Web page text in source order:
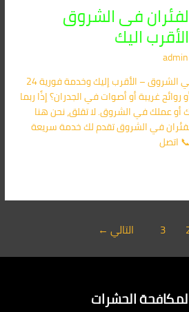
فى الشروق
admin
✅ شركة مكافحة الفئران في الشروق – الأقرب إليك وخدمة فورية 24
غريبة أو أصوات في الجدران؟ إذًا ربما
عملك في الشروق. لا تقلق، نحن هنا
في الشروق تقدم لك خدمة سريعة
📞 اتصل
3 التالي ←
لمكافحة الحشرات